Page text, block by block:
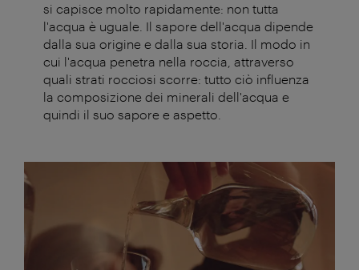
si capisce molto rapidamente: non tutta
l'acqua è uguale. Il sapore dell'acqua dipende
dalla sua origine e dalla sua storia. Il modo in
cui l'acqua penetra nella roccia, attraverso
quali strati rocciosi scorre: tutto ciò influenza
la composizione dei minerali dell'acqua e
quindi il suo sapore e aspetto.